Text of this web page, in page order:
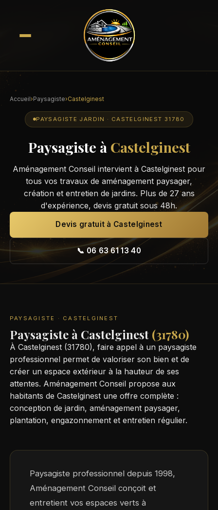
Accueil›Paysagiste›Castelginest
PAYSAGISTE JARDIN · CASTELGINEST 31780
Paysagiste à Castelginest
Aménagement Conseil intervient à Castelginest pour
tous vos travaux de aménagement paysager,
création et entretien de jardins. Plus de 27 ans
d'expérience, devis gratuit sous 48h.
Devis gratuit à Castelginest
📞 06 63 61 13 40
PAYSAGISTE · CASTELGINEST
Paysagiste à Castelginest (31780)
À Castelginest (31780), faire appel à un paysagiste
professionnel permet de valoriser son bien et de
créer un espace extérieur à la hauteur de ses
attentes. Aménagement Conseil propose aux
habitants de Castelginest une offre complète :
conception de jardin, aménagement paysager,
plantation, engazonnement et entretien régulier.
Paysagiste professionnel depuis 1998,
Aménagement Conseil conçoit et
entretient vos espaces verts à